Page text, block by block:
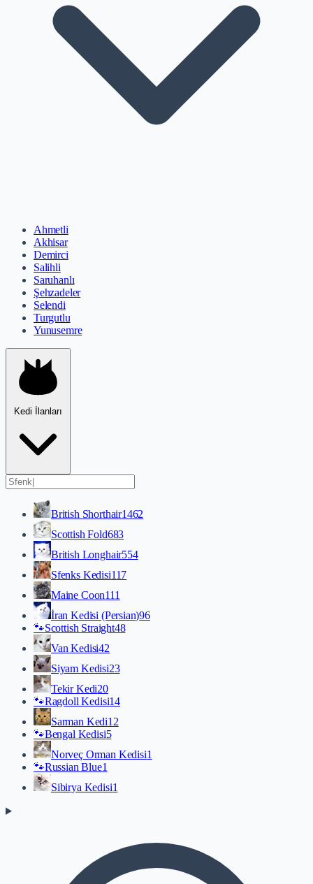
Ahmetli
Akhisar
Demirci
Salihli
Saruhanlı
Şehzadeler
Selendi
Turgutlu
Yunusemre
Kedi İlanları
British Shorthair1462
Scottish Fold683
British Longhair554
Sfenks Kedisi117
Maine Coon111
İran Kedisi (Persian)96
🐾Scottish Straight48
Van Kedisi42
Siyam Kedisi23
Tekir Kedi20
🐾Ragdoll Kedisi14
Sarman Kedi12
🐾Bengal Kedisi5
Norveç Orman Kedisi1
🐾Russian Blue1
Sibirya Kedisi1